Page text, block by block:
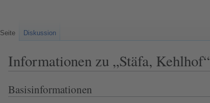
Informationen zu „Stäfa, Kehlhof“
Zur
Navigation
Zur
Suche
Basisinformationen
Seite Diskussion